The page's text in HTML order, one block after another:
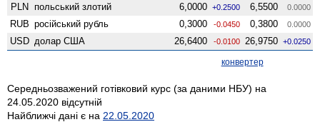
PLN польський злотий 6,0000 +0.2500 6,5500 0.0000
RUB російський рубль 0,3000 -0.0450 0,3800 0.0000
USD долар США 26,6400 -0.0100 26,9750 +0.0250
конвертер
Середньозважений готівковий курс (за даними НБУ) на
24.05.2020 відсутній
Найближчі дані є на 22.05.2020